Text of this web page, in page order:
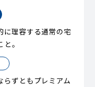
に理容する通常の宅
。
らずともプレミアム